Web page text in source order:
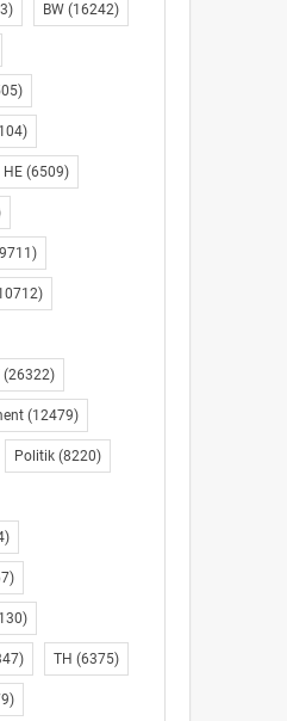
BW(16242)
HE(6509)
(26322)
(12479)
Politik(8220)
TH (6375)